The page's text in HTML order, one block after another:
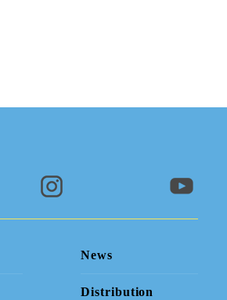
News
Distribution